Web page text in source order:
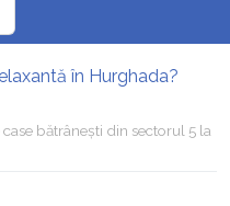
în Hurghada?
Multisite WordPress și Mastodon: cum gestionezi mai multe site-uri
bătrânești din sectorul 5 la